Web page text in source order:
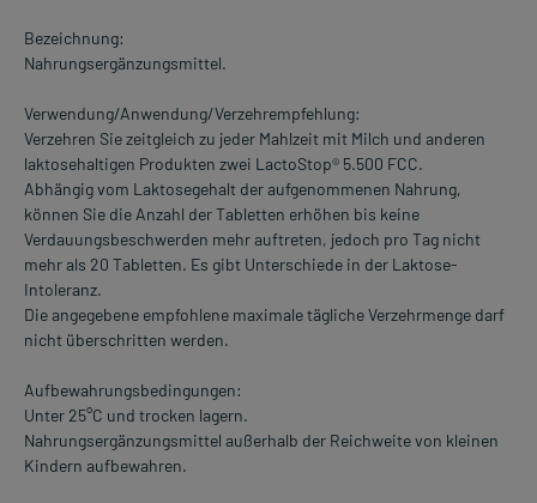
Bezeichnung:
Nahrungsergänzungsmittel.
Verwendung/Anwendung/Verzehrempfehlung:
Verzehren Sie zeitgleich zu jeder Mahlzeit mit Milch und anderen
laktosehaltigen Produkten zwei LactoStop® 5.500 FCC.
Abhängig vom Laktosegehalt der aufgenommenen Nahrung,
können Sie die Anzahl der Tabletten erhöhen bis keine
Verdauungsbeschwerden mehr auftreten, jedoch pro Tag nicht
mehr als 20 Tabletten. Es gibt Unterschiede in der Laktose-
Intoleranz.
Die angegebene empfohlene maximale tägliche Verzehrmenge darf
nicht überschritten werden.
Aufbewahrungsbedingungen:
Unter 25°C und trocken lagern.
Nahrungsergänzungsmittel außerhalb der Reichweite von kleinen
Kindern aufbewahren.